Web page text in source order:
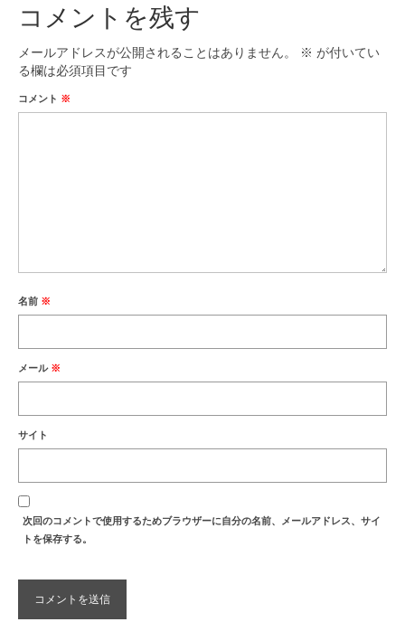
コメントを残す
メールアドレスが公開されることはありません。 ※ が付いてい
る欄は必須項目です
コメント ※
名前 ※
メール ※
サイト
次回のコメントで使用するためブラウザーに自分の名前、メールアドレス、サイ
トを保存する。